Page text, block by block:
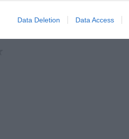
Data Deletion Data Access